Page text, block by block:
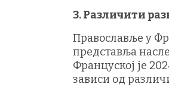
3. Различити
Православље у
представља
Француској је
зависи од